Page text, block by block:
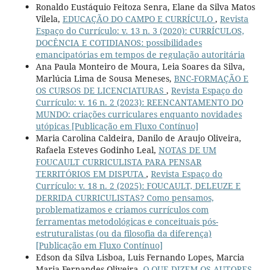
Ronaldo Eustáquio Feitoza Senra, Elane da Silva Matos
Vilela, EDUCAÇÃO DO CAMPO E CURRÍCULO , Revista
Espaço do Currículo: v. 13 n. 3 (2020): CURRÍCULOS,
DOCÊNCIA E COTIDIANOS: possibilidades
emancipatórias em tempos de regulação autoritária
Ana Paula Monteiro de Moura, Leia Soares da Silva,
Marlúcia Lima de Sousa Meneses, BNC-FORMAÇÃO E
OS CURSOS DE LICENCIATURAS , Revista Espaço do
Currículo: v. 16 n. 2 (2023): REENCANTAMENTO DO
MUNDO: criações curriculares enquanto novidades
utópicas [Publicação em Fluxo Contínuo]
Maria Carolina Caldeira, Danilo de Araujo Oliveira,
Rafaela Esteves Godinho Leal, NOTAS DE UM
FOUCAULT CURRICULISTA PARA PENSAR
TERRITÓRIOS EM DISPUTA , Revista Espaço do
Currículo: v. 18 n. 2 (2025): FOUCAULT, DELEUZE E
DERRIDA CURRICULISTAS? Como pensamos,
problematizamos e criamos currículos com
ferramentas metodológicas e conceituais pós-
estruturalistas (ou da filosofia da diferença)
[Publicação em Fluxo Contínuo]
Edson da Silva Lisboa, Luis Fernando Lopes, Marcia